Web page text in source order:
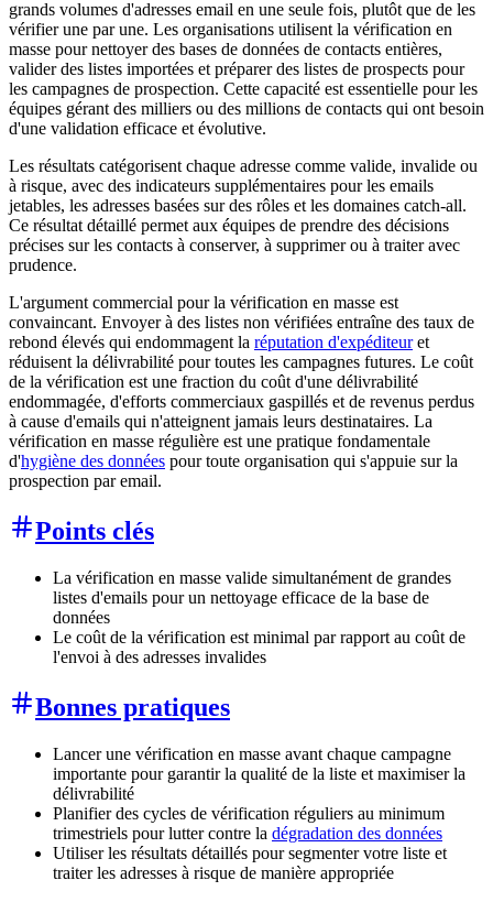
grands volumes d'adresses email en une seule fois, plutôt que de les
vérifier une par une. Les organisations utilisent la vérification en
masse pour nettoyer des bases de données de contacts entières,
valider des listes importées et préparer des listes de prospects pour
les campagnes de prospection. Cette capacité est essentielle pour les
équipes gérant des milliers ou des millions de contacts qui ont besoin
d'une validation efficace et évolutive.
Les résultats catégorisent chaque adresse comme valide, invalide ou
à risque, avec des indicateurs supplémentaires pour les emails
jetables, les adresses basées sur des rôles et les domaines catch-all.
Ce résultat détaillé permet aux équipes de prendre des décisions
précises sur les contacts à conserver, à supprimer ou à traiter avec
prudence.
L'argument commercial pour la vérification en masse est
convaincant. Envoyer à des listes non vérifiées entraîne des taux de
rebond élevés qui endommagent la réputation d'expéditeuret
réduisent la délivrabilité pour toutes les campagnes futures. Le coût
de la vérification est une fraction du coût d'une délivrabilité
endommagée, d'efforts commerciaux gaspillés et de revenus perdus
à cause d'emails qui n'atteignent jamais leurs destinataires. La
vérification en masse régulière est une pratique fondamentale
d'hygiène des données pour toute organisation qui s'appuie sur la
prospection par email.
Points clés
La vérification en masse valide simultanément de grandes
listes d'emails pour un nettoyage efficace de la base de
données
Le coût de la vérification est minimal par rapport au coût de
l'envoi à des adresses invalides
Bonnes pratiques
Lancer une vérification en masse avant chaque campagne
importante pour garantir la qualité de la liste et maximiser la
délivrabilité
Planifier des cycles de vérification réguliers au minimum
trimestriels pour lutter contre la dégradation des données
Utiliser les résultats détaillés pour segmenter votre liste et
traiter les adresses à risque de manière appropriée